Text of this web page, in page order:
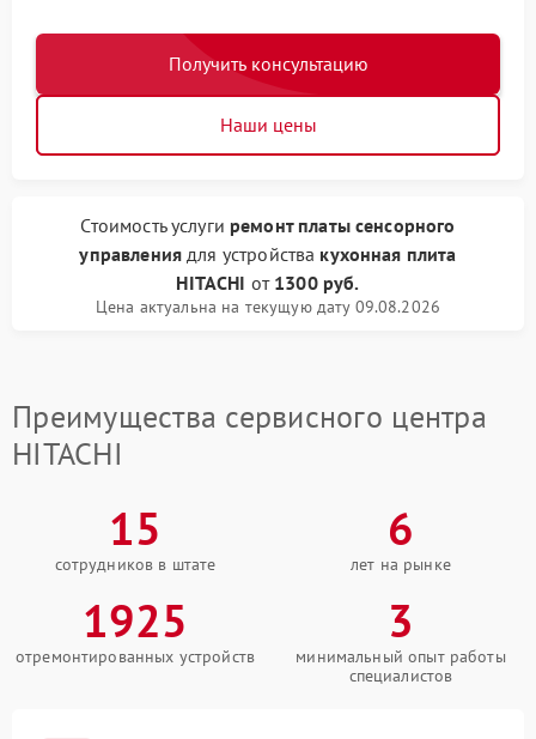
Получить консультацию
Наши цены
Стоимость услуги ремонт платы сенсорного
управления для устройства кухонная плита
HITACHI от 1300 руб.
Цена актуальна на текущую дату 09.08.2026
Преимущества сервисного центра
HITACHI
15
сотрудников в штате
6
лет на рынке
1925
отремонтированных устройств
3
минимальный опыт работы
специалистов